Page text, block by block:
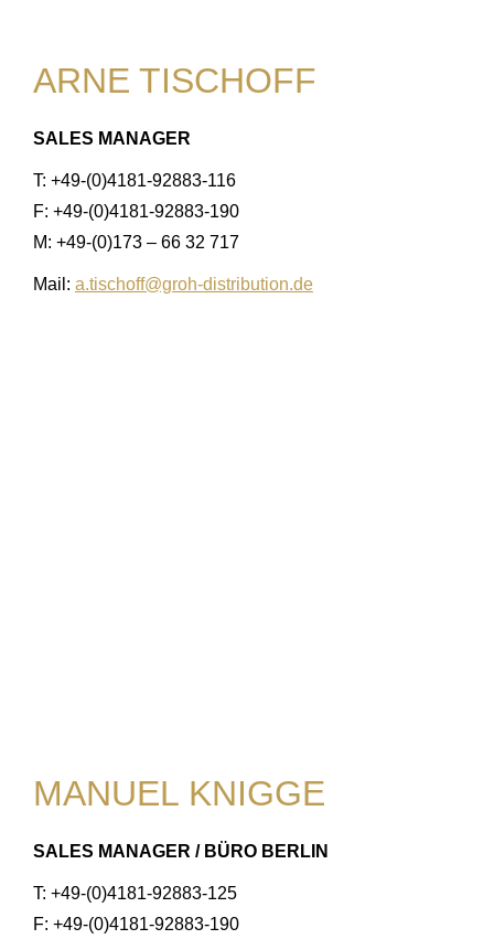
ARNE TISCHOFF
SALES MANAGER
T: +49-(0)4181-92883-116
F: +49-(0)4181-92883-190
M: +49-(0)173 – 66 32 717
Mail: a.tischoff@groh-distribution.de
MANUEL KNIGGE
SALES MANAGER / BÜRO BERLIN
T: +49-(0)4181-92883-125
F: +49-(0)4181-92883-190